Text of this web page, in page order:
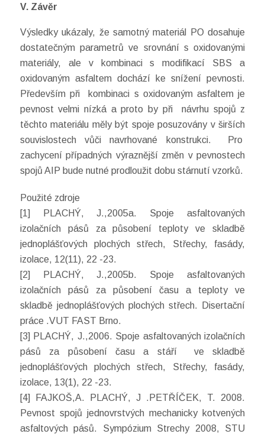
V. Závěr
Výsledky ukázaly, že samotný materiál PO dosahuje
dostatečným parametrů ve srovnání s oxidovanými
materiály, ale v kombinaci s modifikací SBS a
oxidovaným asfaltem dochází ke snížení pevnosti.
Především při kombinaci s oxidovaným asfaltem je
pevnost velmi nízká a proto by při návrhu spojů z
těchto materiálu měly být spoje posuzovány v širších
souvislostech vůči navrhované konstrukci. Pro
zachycení případných výraznější změn v pevnostech
spojů AIP bude nutné prodloužit dobu stárnutí vzorků.
Použité zdroje
[1] PLACHÝ, J.,2005a. Spoje asfaltovaných
izolačních pásů za působení teploty ve skladbě
jednoplášťových plochých střech, Střechy, fasády,
izolace, 12(11), 22 -23.
[2] PLACHÝ, J.,2005b. Spoje asfaltovaných
izolačních pásů za působení času a teploty ve
skladbě jednoplášťových plochých střech. Disertační
práce .VUT FAST Brno.
[3] PLACHÝ, J.,2006. Spoje asfaltovaných izolačních
pásů za působení času a stáří ve skladbě
jednoplášťových plochých střech, Střechy, fasády,
izolace, 13(1), 22 -23.
[4] FAJKOŠ,A. PLACHÝ, J .PETŘÍČEK, T. 2008.
Pevnost spojů jednovrstvých mechanicky kotvených
asfaltových pásů. Sympózium Strechy 2008, STU